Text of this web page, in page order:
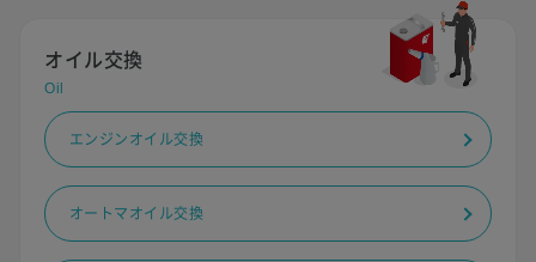
オイル交換
Oil
エンジンオイル交換
オートマオイル交換